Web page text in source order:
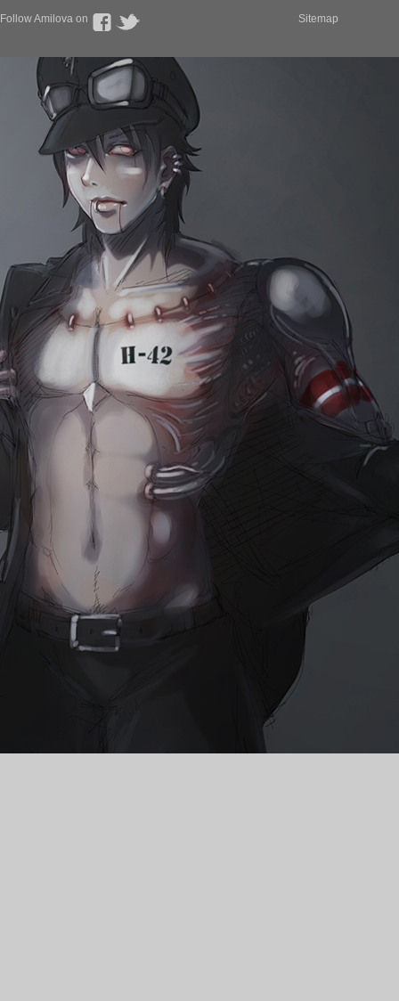
Follow Amilova on Sitemap